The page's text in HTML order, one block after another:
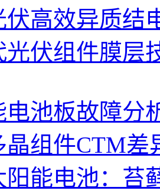
伏高效异质结
光伏组件膜层
电池板故障分
晶组件CTM差
阳能电池：苔